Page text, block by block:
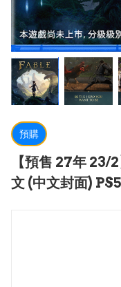
預購
【預售 27年
文 (中文封面)